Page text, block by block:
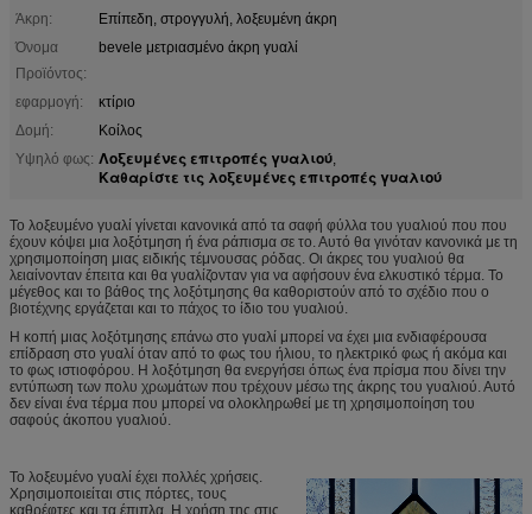
Άκρη:
Επίπεδη, στρογγυλή, λοξευμένη άκρη
Όνομα
Προϊόντος:
bevele μετριασμένο άκρη γυαλί
εφαρμογή:
κτίριο
Δομή:
Κοίλος
Υψηλό φως: Λοξευμένες επιτροπές γυαλιού,
Καθαρίστε τις λοξευμένες επιτροπές γυαλιού
Το λοξευμένο γυαλί γίνεται κανονικά από τα σαφή φύλλα του γυαλιού που που
έχουν κόψει μια λοξότμηση ή ένα ράπισμα σε το. Αυτό θα γινόταν κανονικά με τη
χρησιμοποίηση μιας ειδικής τέμνουσας ρόδας. Οι άκρες του γυαλιού θα
λειαίνονταν έπειτα και θα γυαλίζονταν για να αφήσουν ένα ελκυστικό τέρμα. Το
μέγεθος και το βάθος της λοξότμησης θα καθοριστούν από το σχέδιο που ο
βιοτέχνης εργάζεται και το πάχος το ίδιο του γυαλιού.
Η κοπή μιας λοξότμησης επάνω στο γυαλί μπορεί να έχει μια ενδιαφέρουσα
επίδραση στο γυαλί όταν από το φως του ήλιου, το ηλεκτρικό φως ή ακόμα και
το φως ιστιοφόρου. Η λοξότμηση θα ενεργήσει όπως ένα πρίσμα που δίνει την
εντύπωση των πολυ χρωμάτων που τρέχουν μέσω της άκρης του γυαλιού. Αυτό
δεν είναι ένα τέρμα που μπορεί να ολοκληρωθεί με τη χρησιμοποίηση του
σαφούς άκοπου γυαλιού.
Το λοξευμένο γυαλί έχει πολλές χρήσεις.
Χρησιμοποιείται στις πόρτες, τους
καθρέφτες και τα έπιπλα. Η χρήση της στις